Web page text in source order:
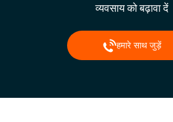
व्यवसाय को बढ़ावा दें
हमारे साथ जुड़ें